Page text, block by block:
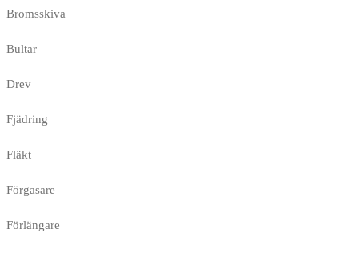
Bromsskiva
Bultar
Drev
Fjädring
Fläkt
Förgasare
Förlängare